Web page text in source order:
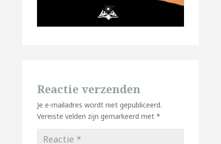
Reactie verzenden
Je e-mailadres wordt niet gepubliceerd.
Vereiste velden zijn gemarkeerd met *